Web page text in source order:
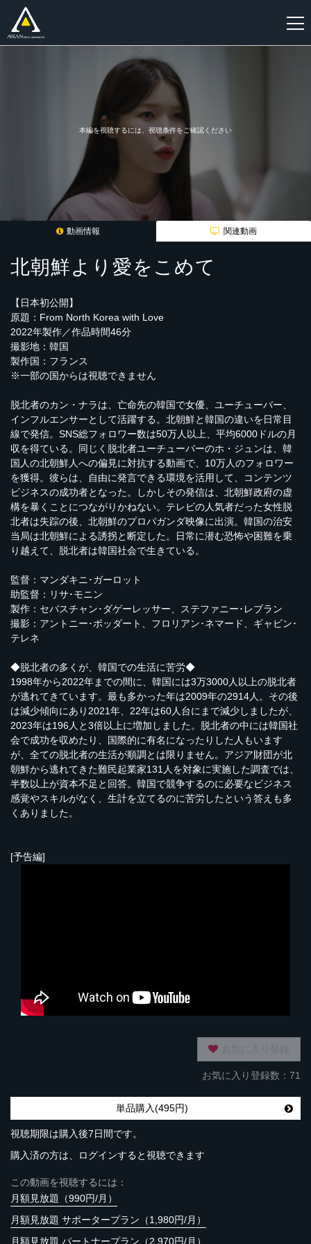
本編を視聴するには、視聴条件をご確認ください
動画情報 関連動画
北朝鮮より愛をこめて
【日本初公開】
原題：From North Korea with Love
2022年製作／作品時間46分
撮影地：韓国
製作国：フランス
※一部の国からは視聴できません
脱北者のカン・ナラは、亡命先の韓国で女優、ユーチューバー、
インフルエンサーとして活躍する。北朝鮮と韓国の違いを日常目
線で発信。SNS総フォロワー数は50万人以上、平均6000ドルの月
収を得ている。同じく脱北者ユーチューバーのホ・ジュンは、韓
国人の北朝鮮人への偏見に対抗する動画で、10万人のフォロワー
を獲得。彼らは、自由に発言できる環境を活用して、コンテンツ
ビジネスの成功者となった。しかしその発信は、北朝鮮政府の虚
構を暴くことにつながりかねない。テレビの人気者だった女性脱
北者は失踪の後、北朝鮮のプロパガンダ映像に出演。韓国の治安
当局は北朝鮮による誘拐と断定した。日常に潜む恐怖や困難を乗
り越えて、脱北者は韓国社会で生きている。
監督：マンダキニ･ガーロット
助監督：リサ･モニン
製作：セバスチャン･ダゲーレッサー、ステファニー･レブラン
撮影：アントニー･ボッダート、フロリアン･ネマード、ギャビン･
テレネ
◆脱北者の多くが、韓国での生活に苦労◆
1998年から2022年までの間に、韓国には3万3000人以上の脱北者
が逃れてきています。最も多かった年は2009年の2914人。その後
は減少傾向にあり2021年、22年は60人台にまで減少しましたが、
2023年は196人と3倍以上に増加しました。脱北者の中には韓国社
会で成功を収めたり、国際的に有名になったりした人もいます
が、全ての脱北者の生活が順調とは限りません。アジア財団が北
朝鮮から逃れてきた難民起業家131人を対象に実施した調査では、
半数以上が資本不足と回答。韓国で競争するのに必要なビジネス
感覚やスキルがなく、生計を立てるのに苦労したという答えも多
くありました。
[予告編]
お気に入り登録数：71
単品購入(495円)
視聴期限は購入後7日間です。
購入済の方は、ログインすると視聴できます
この動画を視聴するには：
月額見放題（990円/月）
月額見放題 サポータープラン（1,980円/月）
月額見放題 パートナープラン（2,970円/月）